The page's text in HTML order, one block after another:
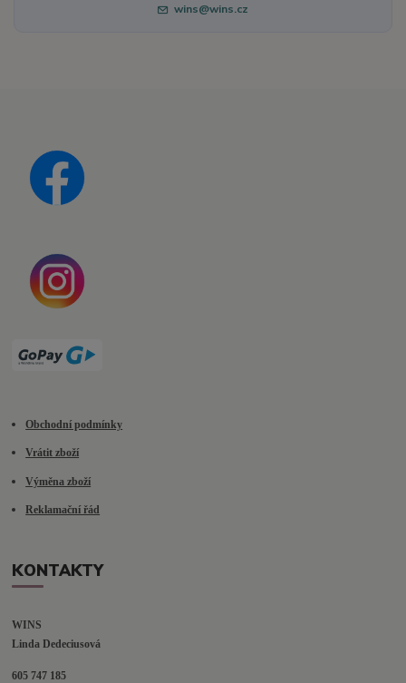
wins@wins.cz
Obchodní podmínky
Vrátit zboží
Výměna zboží
Reklamační řád
KONTAKTY
WINS
Linda Dedeciusová
605 747 185